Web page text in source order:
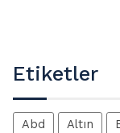
Etiketler
Abd Altın